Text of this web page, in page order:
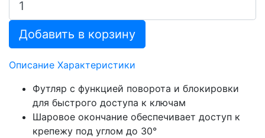
Добавить в корзину
Описание Характеристики
Футляр с функцией поворота и блокировки
для быстрого доступа к ключам
Шаровое окончание обеспечивает доступ к
крепежу под углом до 30°